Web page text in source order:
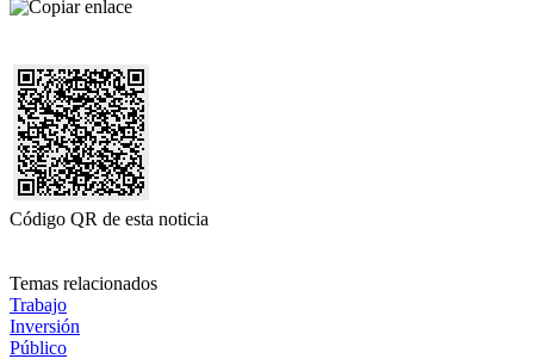
Código QR de esta noticia
Temas relacionados
Trabajo
Inversión
Público